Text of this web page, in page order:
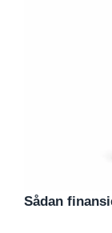
Sådan